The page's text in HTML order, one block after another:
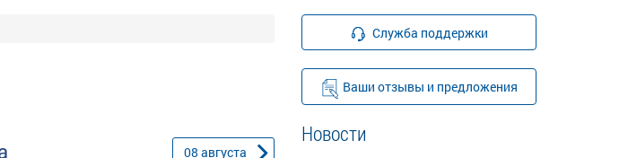
08 августа
Служба поддержки
Ваши отзывы и предложения
Новости